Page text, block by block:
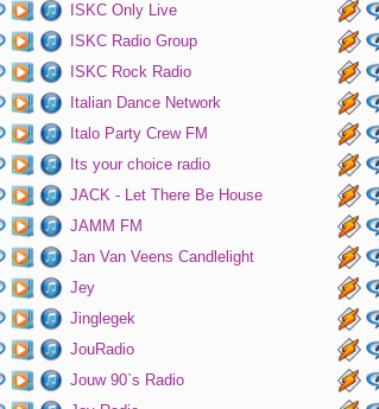
ISKC Only Live
ISKC Radio Group
ISKC Rock Radio
Italian Dance Network
Italo Party Crew FM
Its your choice radio
JACK - Let There Be House
JAMM FM
Jan Van Veens Candlelight
Jey
Jinglegek
JouRadio
Jouw 90`s Radio